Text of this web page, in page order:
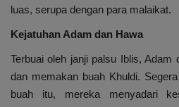
luas, serupa dengan para malaikat.
Kejatuhan Adam dan Hawa
Terbuai oleh janji palsu Iblis, Adam
dan memakan buah Khuldi.
buah itu, mereka menyadari